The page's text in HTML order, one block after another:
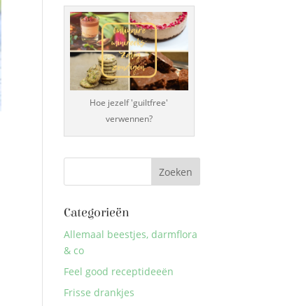
Hoe jezelf 'guiltfree'
verwennen?
Categorieën
Allemaal beestjes, darmflora
& co
Feel good receptideeën
Frisse drankjes